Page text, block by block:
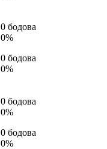
0 бодова
0%
0 бодова
0%
0 бодова
0%
0 бодова
0%